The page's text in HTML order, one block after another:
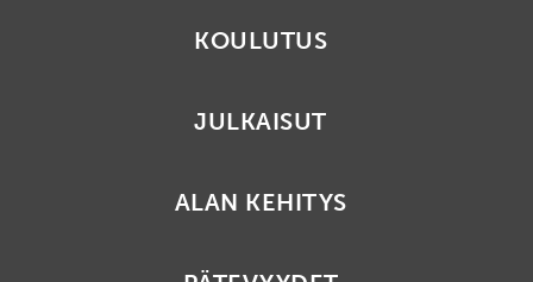
KOULUTUS
JULKAISUT
ALAN KEHITYS